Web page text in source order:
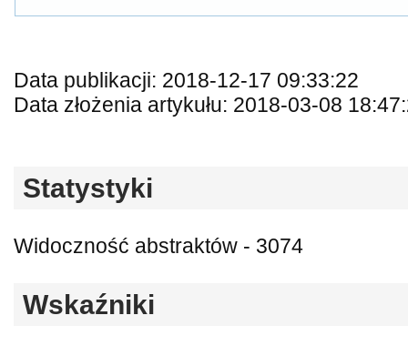
Data publikacji: 2018-12-17 09:33:22
Data złożenia artykułu: 2018-03-08
Statystyki
Widoczność abstraktów - 3074
Wskaźniki